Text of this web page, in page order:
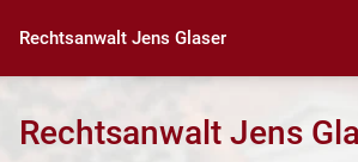
Rechtsanwalt Jens Glaser
Rechtsanwalt Jens